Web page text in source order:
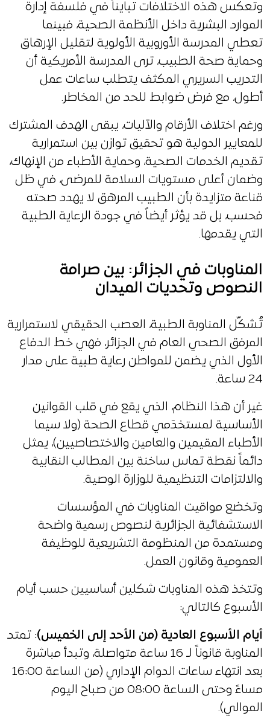
وتعكس هذه الاختلافات تبايناً في فلسفة إدارة
الموارد البشرية داخل الأنظمة الصحية، فبينما
تعطي المدرسة الأوروبية الأولوية لتقليل الإرهاق
وحماية صحة الطبيب، ترى المدرسة الأمريكية أن
التدريب السريري المكثف يتطلب ساعات عمل
أطول، مع فرض ضوابط للحد من المخاطر.
ورغم اختلاف الأرقام والآليات، يبقى الهدف المشترك
للمعايير الدولية هو تحقيق توازن بين استمرارية
تقديم الخدمات الصحية، وحماية الأطباء من الإنهاك،
وضمان أعلى مستويات السلامة للمرضى، في ظل
قناعة متزايدة بأن الطبيب المرهق لا يهدد صحته
فحسب، بل قد يؤثر أيضاً في جودة الرعاية الطبية
التي يقدمها.
المناوبات في الجزائر: بين صرامة
النصوص وتحديات الميدان
تُشكّل المناوبة الطبية، العصب الحقيقي لاستمرارية
المرفق الصحي العام في الجزائر، فهي خط الدفاع
الأول الذي يضمن للمواطن رعاية طبية على مدار
24 ساعة.
غير أن هذا النظام، الذي يقع في قلب القوانين
الأساسية لمستخدَمي قطاع الصحة (ولا سيما
الأطباء المقيمين والعامين والاختصاصيين)، يمثل
دائماً نقطة تماس ساخنة بين المطالب النقابية
والالتزامات التنظيمية للوزارة الوصية.
وتخضع مواقيت المناوبات في المؤسسات
الاستشفائية الجزائرية لنصوص رسمية واضحة
ومستمدة من المنظومة التشريعية للوظيفة
العمومية وقانون العمل.
وتتخذ هذه المناوبات شكلين أساسيين حسب أيام
الأسبوع كالتالي:
أيام الأسبوع العادية (من الأحد إلى الخميس): تمتد
المناوبة قانوناً لـ 16 ساعة متواصلة، وتبدأ مباشرة
بعد انتهاء ساعات الدوام الإداري (من الساعة 16:00
مساءً وحتى الساعة 08:00 من صباح اليوم
الموالي).